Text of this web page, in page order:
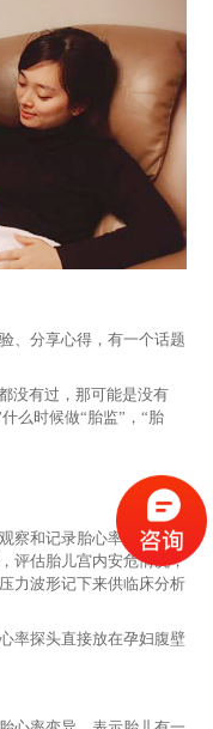
、分享心得，有一个话题
没有过，那可能是没有
么时候做“胎监”，“胎
察和记录胎心率的动态变
评估胎儿宫内安危情况，
力波形记下来供临床分析
率探头直接放在孕妇腹壁